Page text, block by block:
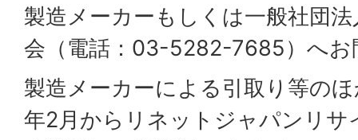
製造メーカーもしくは一般社団
会（電話：03-5282-7685）へお
製造メーカーによる引取り等の
年2月からリネットジャパンリサ